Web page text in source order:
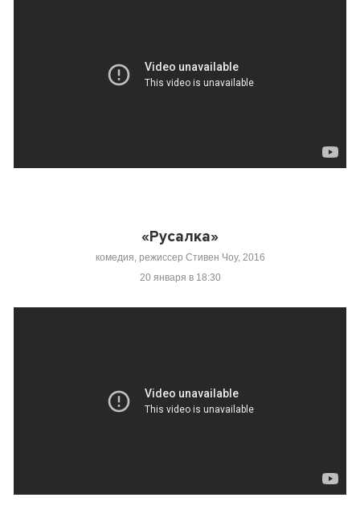
«Русалка»
комедия, режиссер Стивен Чоу, 2016
20 января в 18:30